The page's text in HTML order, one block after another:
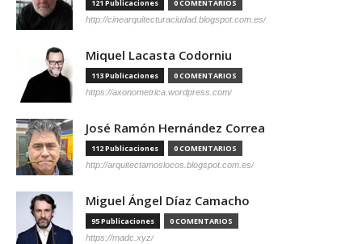
121 Publicaciones 0 COMENTARIOS
http://cinearquitecturaciudad.blogspot.com.es/
Miquel Lacasta Codorniu
113 Publicaciones 0 COMENTARIOS
https://axonometrica.wordpress.com/
José Ramón Hernández Correa
112 Publicaciones 0 COMENTARIOS
http://arquitectamoslocos.blogspot.com.es/
Miguel Ángel Díaz Camacho
95 Publicaciones 0 COMENTARIOS
https://madc.xyz/